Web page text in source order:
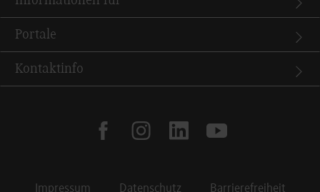
Portale
Kontaktinfo
facebookinstagramlinkedin youtube